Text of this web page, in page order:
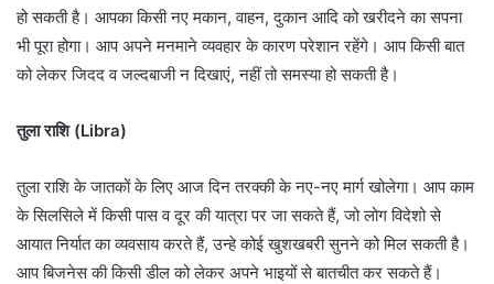
हो सकती है। आपका किसी नए मकान, वाहन, दुकान आदि को खरीदने का सपना
भी पूरा होगा। आप अपने मनमाने व्यवहार के कारण परेशान रहेंगे। आप किसी बात
को लेकर जिदद व जल्दबाजी न दिखाएं, नहीं तो समस्या हो सकती है।
तुला राशि (Libra)
तुला राशि के जातकों के लिए आज दिन तरक्की के नए-नए मार्ग खोलेगा। आप काम
के सिलसिले में किसी पास व दूर की यात्रा पर जा सकते हैं, जो लोग विदेशो से
आयात निर्यात का व्यवसाय करते हैं, उन्हे कोई खुशखबरी सुनने को मिल सकती है।
आप बिजनेस की किसी डील को लेकर अपने भाइयों से बातचीत कर सकते हैं।